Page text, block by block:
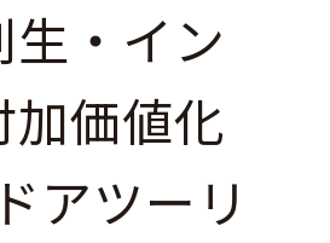
生・イン
価値化
アツーリ